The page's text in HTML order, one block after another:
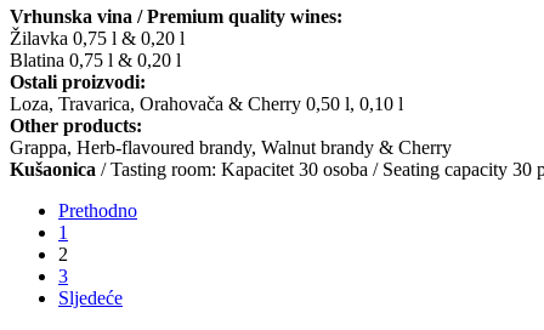
Vrhunska vina / Premium quality wines:
Žilavka 0,75 l & 0,20 l
Blatina 0,75 l & 0,20 l
Ostali proizvodi:
Loza, Travarica, Orahovača & Cherry 0,50 l, 0,10 l
Other products:
Grappa, Herb-flavoured brandy, Walnut brandy & Cherry
Kušaonica / Tasting room: Kapacitet 30 osoba / Seating capacity 30
Prethodno
1
2
3
Sljedeće